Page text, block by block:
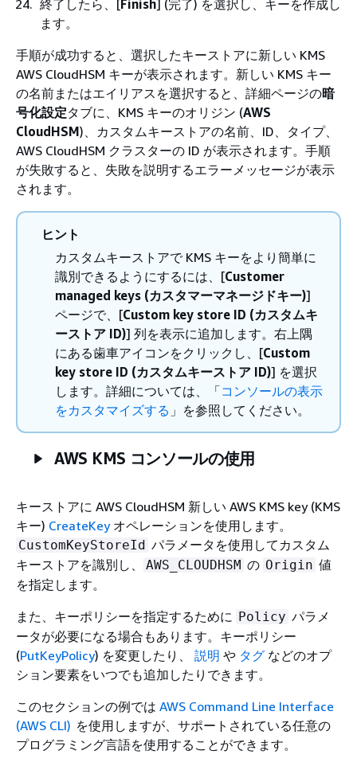
終了したら、[Finish] (完了) を選択し、キーを作成し
ます。
手順が成功すると、選択したキーストアに新しい KMS
AWS CloudHSM キーが表示されます。新しい KMS キー
の名前またはエイリアスを選択すると、詳細ページの暗
号化設定タブに、KMS キーのオリジン (AWS
CloudHSM)、カスタムキーストアの名前、ID、タイプ、
AWS CloudHSM クラスターの ID が表示されます。手順
が失敗すると、失敗を説明するエラーメッセージが表示
されます。
ヒント
カスタムキーストアで KMS キーをより簡単に
識別できるようにするには、[Customer
managed keys (カスタマーマネージドキー)]
ページで、[Custom key store ID (カスタムキ
ーストア ID)] 列を表示に追加します。右上隅
にある歯車アイコンをクリックし、[Custom
key store ID (カスタムキーストア ID)] を選択
します。詳細については、「コンソールの表示
をカスタマイズする 」を参照してください。
AWS KMS コンソールの使用
キーストアに AWS CloudHSM 新しい AWS KMS key (KMS
キー) CreateKeyオペレーションを使用します。
CustomKeyStoreId パラメータを使用してカスタム
キーストアを識別し、
AWS_CLOUDHSM の Origin 値
を指定します。
また、キーポリシーを指定するために Policy パラメ
ータが必要になる場合もあります。キーポリシー
(PutKeyPolicy) を変更したり、 説明 や タグ などのオプ
ション要素をいつでも追加したりできます。
このセクションの例では AWS Command Line Interface
(AWS CLI) を使用しますが、サポートされている任意の
プログラミング言語を使用することができます。